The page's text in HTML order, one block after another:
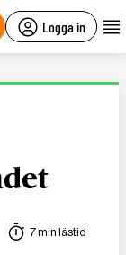
Logga in
7 min lästid